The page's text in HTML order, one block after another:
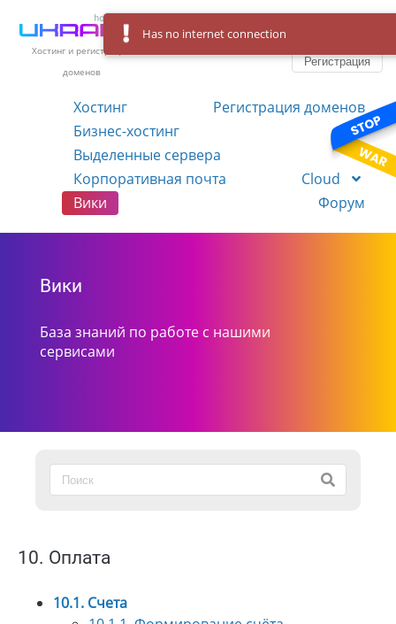
Хостинг и регистрация
доменов
Регистрация
Хостинг
Регистрация доменов
Бизнес-хостинг
VPS
Выделенные сервера
Корпоративная почта
Cloud
Вики
Форум
Вики
База знаний по работе с нашими
сервисами
10. Оплата
10.1. Счета
Has no internet connection